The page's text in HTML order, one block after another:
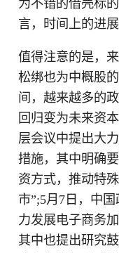
为不错的借壳标
言，时间上的进
值得注意的是，
松绑也为中概股
间，越来越多的
回归变为未来资
层会议中提出大
措施，其中明确
资方式，推动特
市”;5月7日，中
力发展电子商务
其中也提出研究